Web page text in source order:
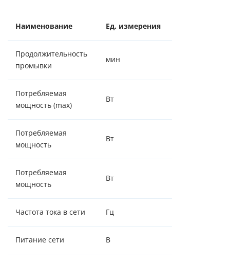
Наименование Ед. измерения
Продолжительность
промывки
мин
Потребляемая
мощность (max)
Вт
Потребляемая
мощность
Вт
Потребляемая
мощность
Вт
Частота тока в сети Гц
Питание сети В